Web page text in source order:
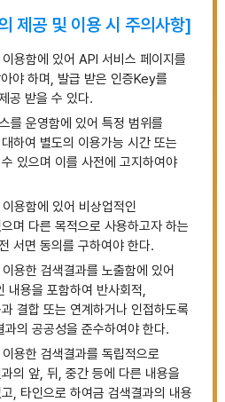
제공 및 이용 시 주의사항]
용함에 있어 API 서비스 페이지를
야 하며, 발급 받은 인증Key를
공 받을 수 있다.
를 운영함에 있어 특정 범위를
하여 별도의 이용가능 시간 또는
있으며 이를 사전에 고지하여야
용함에 있어 비상업적인
며 다른 목적으로 사용하고자 하는
서면 동의를 구하여야 한다.
용한 검색결과를 노출함에 있어
내용을 포함하여 반사회적,
결합 또는 연계하거나 인접하도록
의 공공성을 준수하여야 한다.
용한 검색결과를 독립적으로
의 앞, 뒤, 중간 등에 다른 내용을
, 타인으로 하여금 검색결과의 내용